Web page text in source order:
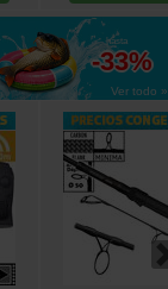
hasta
-33%
Ver todo »